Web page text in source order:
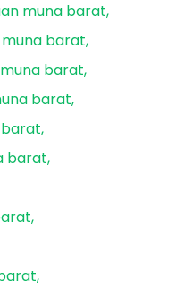
muna barat
barat
barat
barat
barat